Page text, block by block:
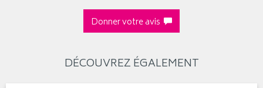
Donner votre avis
DÉCOUVREZ ÉGALEMENT